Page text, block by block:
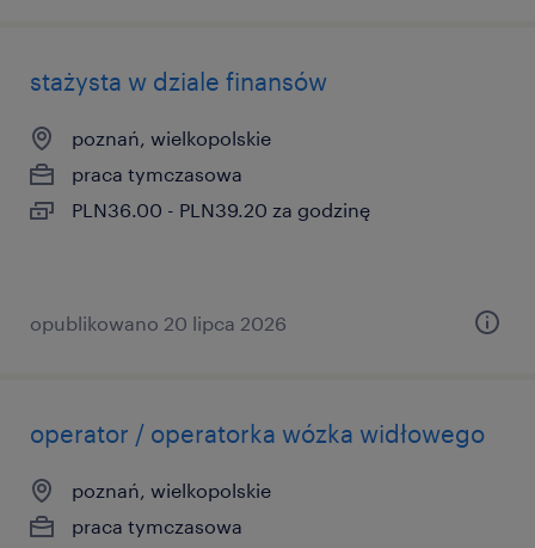
stażysta w dziale finansów
poznań, wielkopolskie
praca tymczasowa
PLN36.00 - PLN39.20 za godzinę
opublikowano 20 lipca 2026
operator / operatorka wózka widłowego
poznań, wielkopolskie
praca tymczasowa